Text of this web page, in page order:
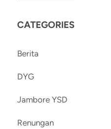
CATEGORIES
Berita
DYG
Jambore YSD
Renungan